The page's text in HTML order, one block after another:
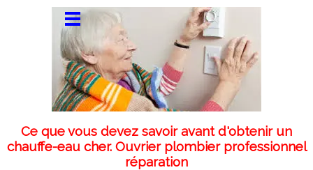
Ce que vous devez savoir avant d'obtenir un
chauffe-eau cher. Ouvrier plombier professionnel
réparation